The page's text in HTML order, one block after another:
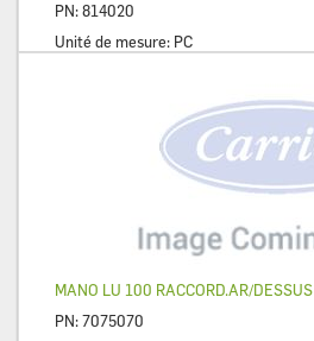
PN:814020
Unité de mesure: PC
MANO LU 100 RACCORD.AR/DESSUS
PN:7075070